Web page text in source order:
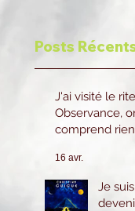
Posts
J'ai visité le
Observance,
comprend
16 avr.
Je